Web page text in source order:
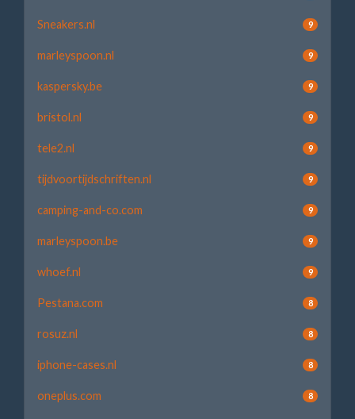
Sneakers.nl 9
marleyspoon.nl 9
kaspersky.be 9
bristol.nl 9
tele2.nl 9
tijdvoortijdschriften.nl 9
camping-and-co.com 9
marleyspoon.be 9
whoef.nl 9
Pestana.com 8
rosuz.nl 8
iphone-cases.nl 8
oneplus.com 8